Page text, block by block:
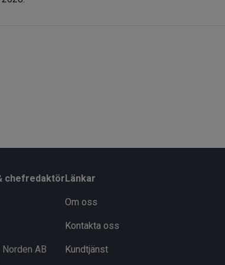
chefredaktör
AB
Länkar
Om oss
Kontakta oss
Kundtjänst